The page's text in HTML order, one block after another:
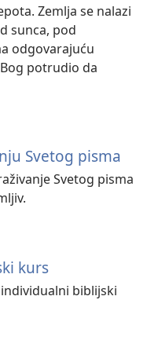
Zemlja se nalazi
sunca, pod
odgovarajuću
potrudio da
Svetog pisma
Svetog pisma
kurs
biblijski